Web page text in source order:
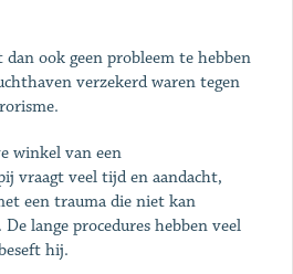
dan ook geen probleem te hebben
verzekerd waren tegen
winkel van een
vraagt veel tijd en aandacht,
een trauma die niet kan
De lange procedures hebben veel
hij.